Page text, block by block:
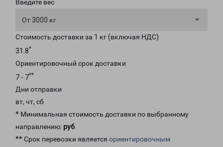
Введите вес
От 3000 кг
Стоимость доставки за 1 кг (включая НДС)
31.8*
Ориентировочный срок доставки
7 - 7**
Дни отправки
вт, чт, сб
* Минимальная стоимость доставки по выбранному
направлению: руб.
** Срок перевозки является ориентировочным